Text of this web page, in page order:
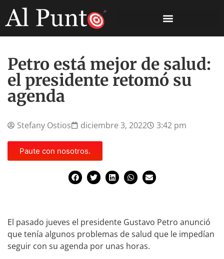
Petro está mejor de salud:
el presidente retomó su
agenda
Stefany Ostios diciembre 3, 2022 3:42 pm
Paute con nosotros.
El pasado jueves el presidente Gustavo Petro anunció
que tenía algunos problemas de salud que le impedían
seguir con su agenda por unas horas.